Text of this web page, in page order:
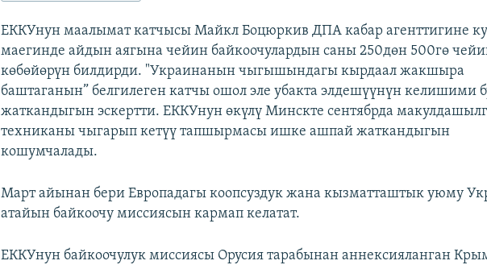
ЕККУнун маалымат катчысы Майкл Боцюркив ДПА кабар агенттигине
маегинде айдын аягына чейин байкоочулардын саны 250дөн 500гө
көбөйөрүн билдирди. "Украинанын чыгышындагы кырдаал жакшыра
баштаганын” белгилеген катчы ошол эле убакта элдешүүнүн келишими
жаткандыгын эскертти. ЕККУнун өкүлү Минскте сентябрда
техниканы чыгарып кетүү тапшырмасы ишке ашпай жаткандыгын
кошумчалады.
Март айынан бери Европадагы коопсуздук жана кызматташтык уюму
атайын байкоочу миссиясын кармап келатат.
ЕККУнун байкоочулук миссиясы Орусия тарабынан аннексияланган